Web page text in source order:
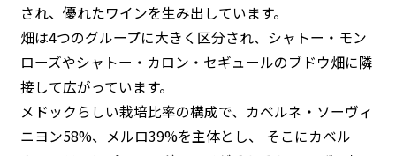
され、優れたワインを生み出しています。
畑は4つのグループに大きく区分され、シャトー・モン
ローズやシャトー・カロン・セギュールのブドウ畑に隣
接して広がっています。
メドックらしい栽培比率の構成で、カベルネ・ソーヴィ
ニヨン58%、メルロ39%を主体とし、 そこにカベル